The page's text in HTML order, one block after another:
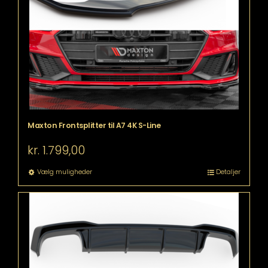
vælges
på
varesiden
Maxton Frontsplitter til A7 4K S-Line
kr. 1.799,00
Vælg mulighederDette
vare
har
Mulighederne
vælges
Detaljer